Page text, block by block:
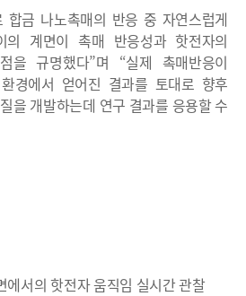
합금 나노촉매의 반응 중 자연스럽게
계면이 촉매 반응성과 핫전자의
을 규명했다”며 “실제 촉매반응이
경에서 얻어진 결과를 토대로 향후
을 개발하는데 연구 결과를 응용할 수
에서의 핫전자 움직임 실시간 관찰